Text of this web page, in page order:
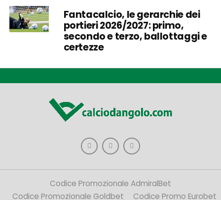
Fantacalcio, le gerarchie dei
portieri 2026/2027: primo,
secondo e terzo, ballottaggi e
certezze
Codice Promozionale AdmiralBet
Codice Promozionale Goldbet
Codice Promo Eurobet